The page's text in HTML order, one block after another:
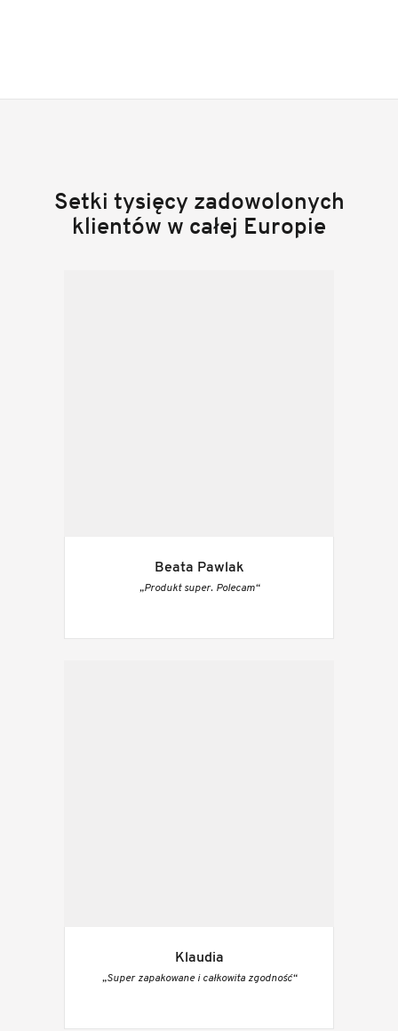
Setki tysięcy zadowolonych
klientów w całej Europie
Beata Pawlak
„Produkt super. Polecam“
Klaudia
„Super zapakowane i całkowita zgodność“